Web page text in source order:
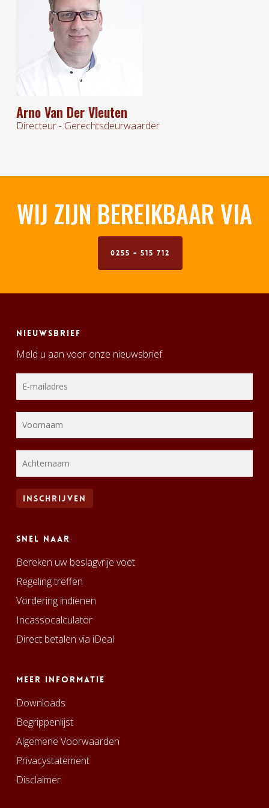
Arno Van Der Vleuten
Directeur - Gerechtsdeurwaarder
WIJ ZIJN BEREIKBAAR VIA
0255 - 515 712
Nieuwsbrief
Meld u aan voor onze nieuwsbrief.
Snel naar
Bereken uw beslagvrije voet
Regeling treffen
Vordering indienen
Incassocalculator
Direct betalen via iDeal
Meer informatie
Downloads
Begrippenlijst
Algemene Voorwaarden
Privacystatement
Disclaimer